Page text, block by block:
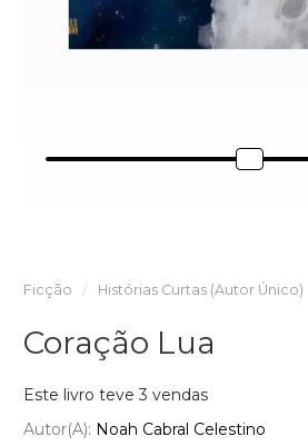
Ficção Histórias Curtas (Autor Único)
Coração Lua
Este livro teve 3 vendas
Autor(a): Noah Cabral Celestino